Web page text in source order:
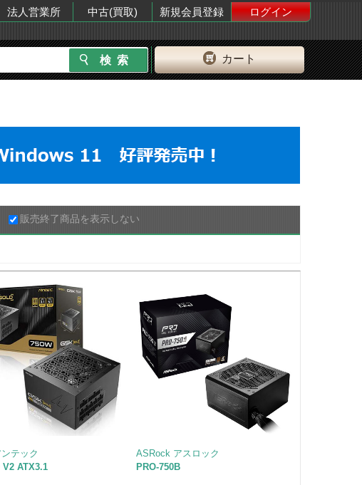
法人営業所 中古(買取) 新規会員登録
ログイン
カート
販売終了商品を表示しない
テック
V2 ATX3.1
ASRock アスロック
PRO-750B